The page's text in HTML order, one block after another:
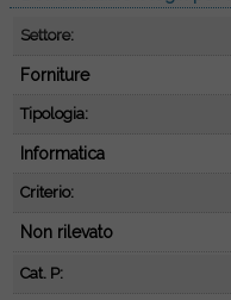
Settore:
Forniture
Tipologia:
Informatica
Criterio:
Non rilevato
Cat. P: